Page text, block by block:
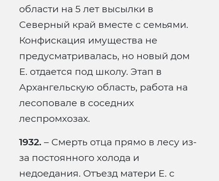
области на 5 лет высылки в
Северный край вместе с семьями.
Конфискация имущества не
предусматривалась, но новый дом
Е. отдается под школу. Этап в
Архангельскую область, работа на
лесоповале в соседних
леспромхозах.
1932. – Смерть отца прямо в лесу из-
за постоянного холода и
недоедания. Отъезд матери Е. с